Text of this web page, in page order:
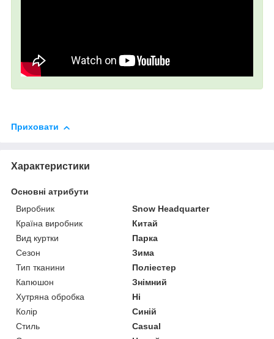
Приховати
Характеристики
Основні атрибути
Виробник
Snow Headquarter
Країна виробник
Китай
Вид куртки
Парка
Сезон
Зима
Тип тканини
Поліестер
Капюшон
Знімний
Хутряна обробка
Ні
Колір
Синій
Стиль
Casual